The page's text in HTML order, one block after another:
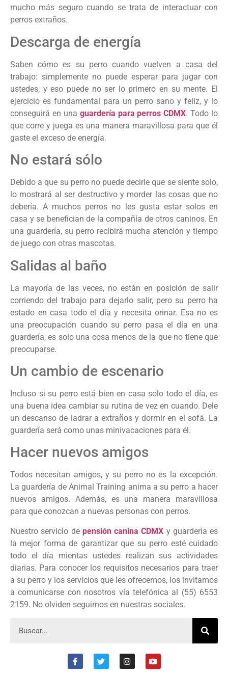
mucho más seguro cuando se trata de interactuar con
perros extraños.
Descarga de energía
Saben cómo es su perro cuando vuelven a casa del
trabajo: simplemente no puede esperar para jugar con
ustedes, y eso puede no ser lo primero en su mente. El
ejercicio es fundamental para un perro sano y feliz, y lo
conseguirá en una guardería para perros CDMX. Todo lo
que corre y juega es una manera maravillosa para que él
gaste el exceso de energía.
No estará sólo
Debido a que su perro no puede decirle que se siente solo,
lo mostrará al ser destructivo y morder las cosas que no
debería. A muchos perros no les gusta estar solos en
casa y se benefician de la compañía de otros caninos. En
una guardería, su perro recibirá mucha atención y tiempo
de juego con otras mascotas.
Salidas al baño
La mayoría de las veces, no están en posición de salir
corriendo del trabajo para dejarlo salir, pero su perro ha
estado en casa todo el día y necesita orinar. Esa no es
una preocupación cuando su perro pasa el día en una
guardería, es solo una cosa menos de la que no tiene que
preocuparse.
Un cambio de escenario
Incluso si su perro está bien en casa solo todo el día, es
una buena idea cambiar su rutina de vez en cuando. Dele
un descanso de ladrar a extraños y dormir en el sofá. La
guardería será como unas minivacaciones para él.
Hacer nuevos amigos
Todos necesitan amigos, y su perro no es la excepción.
La guardería de Animal Training anima a su perro a hacer
nuevos amigos. Además, es una manera maravillosa
para que conozcan a nuevas personas con perros.
Nuestro servicio de pensión canina CDMX y guardería es
la mejor forma de garantizar que su perro esté cuidado
todo el día mientas ustedes realizan sus actividades
diarias. Para conocer los requisitos necesarios para traer
a su perro y los servicios que les ofrecemos, los invitamos
a comunicarse con nosotros vía telefónica al (55) 6553
2159. No olviden seguirnos en nuestras sociales.